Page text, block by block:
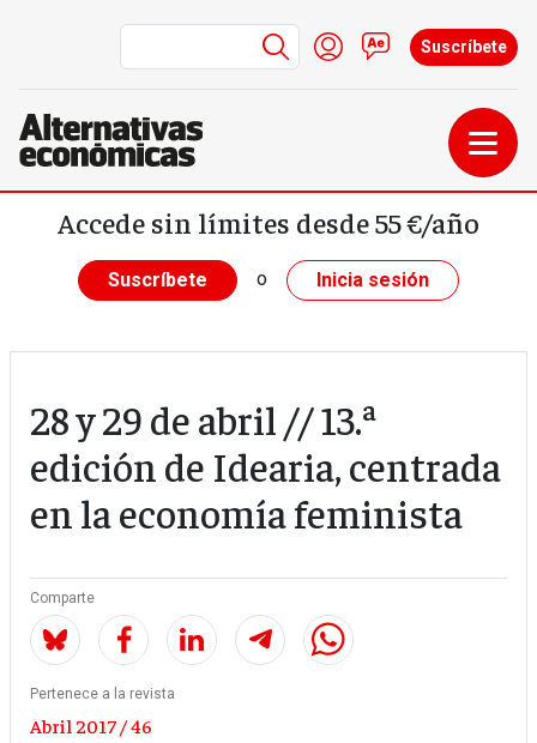
Pasar al contenido principal
Menú de cuenta de
Iniciar sesión
Contacto
Suscríbete
Accede sin límites desde 55 €/año
Suscríbete o Inicia sesión
28 y 29 de abril // 13.ª
edición de Idearia, centrada
en la economía feminista
Comparte
Pertenece a la revista
Abril 2017 / 46